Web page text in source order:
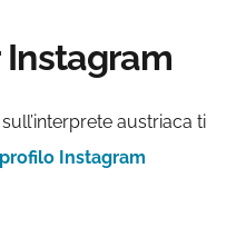
austriaca ti
profilo Instagram